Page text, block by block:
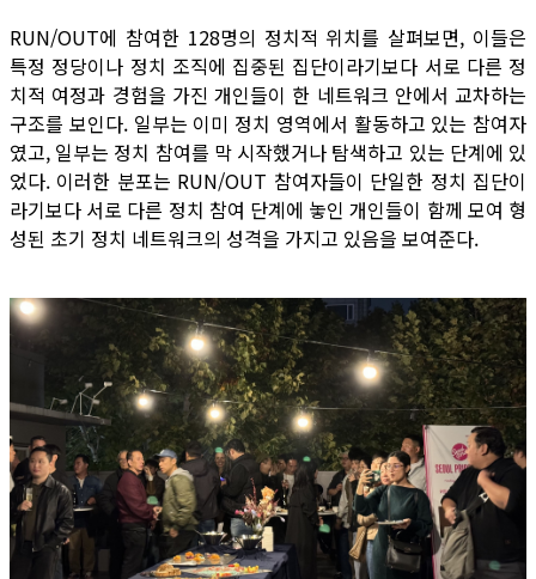
RUN/OUT에 참여한 128명의 정치적 위치를 살펴보면, 이들은
특정 정당이나 정치 조직에 집중된 집단이라기보다 서로 다른 정
치적 여정과 경험을 가진 개인들이 한 네트워크 안에서 교차하는
구조를 보인다. 일부는 이미 정치 영역에서 활동하고 있는 참여자
였고, 일부는 정치 참여를 막 시작했거나 탐색하고 있는 단계에 있
었다. 이러한 분포는 RUN/OUT 참여자들이 단일한 정치 집단이
라기보다 서로 다른 정치 참여 단계에 놓인 개인들이 함께 모여 형
성된 초기 정치 네트워크의 성격을 가지고 있음을 보여준다.